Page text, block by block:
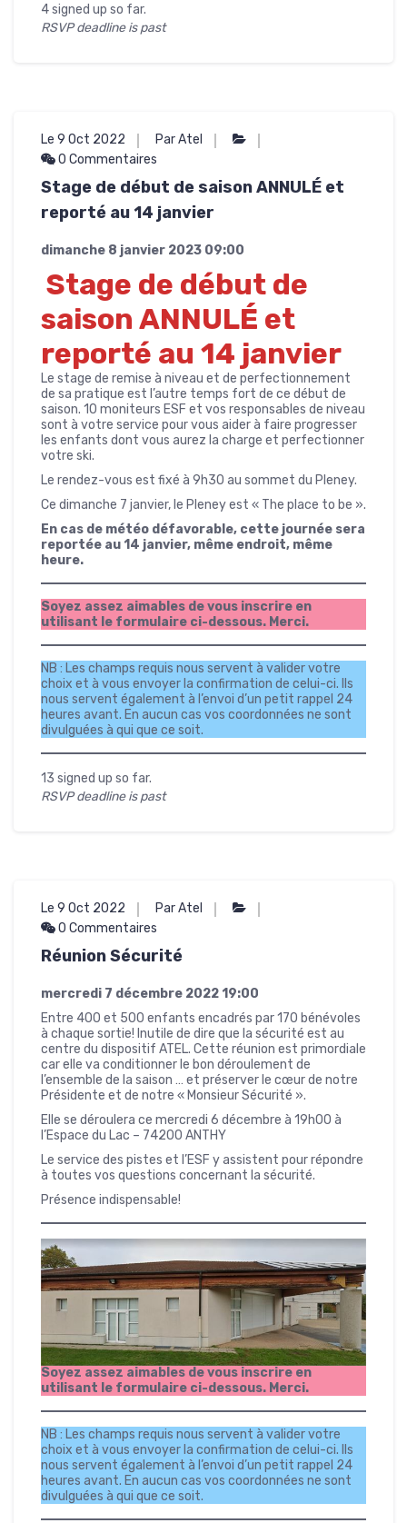
4 signed up so far.
RSVP deadline is past
Le 9 Oct 2022
Par Atel
0 Commentaires
Stage de début de saison ANNULÉ et
reporté au 14 janvier
dimanche 8 janvier 2023 09:00
Stage de début de
saison ANNULÉ et
reporté au 14 janvier
Le stage de remise à niveau et de perfectionnement
de sa pratique est l’autre temps fort de ce début de
saison. 10 moniteurs ESF et vos responsables de niveau
sont à votre service pour vous aider à faire progresser
les enfants dont vous aurez la charge et perfectionner
votre ski.
Le rendez-vous est fixé à 9h30 au sommet du Pleney.
Ce dimanche 7 janvier, le Pleney est « The place to be ».
En cas de météo défavorable, cette journée sera
reportée au 14 janvier, même endroit, même
heure.
Soyez assez aimables de vous inscrire en
utilisant le formulaire ci-dessous. Merci.
NB : Les champs requis nous servent à valider votre
choix et à vous envoyer la confirmation de celui-ci. Ils
nous servent également à l’envoi d’un petit rappel 24
heures avant. En aucun cas vos coordonnées ne sont
divulguées à qui que ce soit.
13 signed up so far.
RSVP deadline is past
Le 9 Oct 2022
Par Atel
0 Commentaires
Réunion Sécurité
mercredi 7 décembre 202219:00
Entre 400 et 500 enfants encadrés par 170 bénévoles
à chaque sortie! Inutile de dire que la sécurité est au
centre du dispositif ATEL. Cette réunion est primordiale
car elle va conditionner le bon déroulement de
l’ensemble de la saison … et préserver le cœur de notre
Présidente et de notre « Monsieur Sécurité ».
Elle se déroulera ce mercredi 6 décembre à 19h00 à
l’Espace du Lac – 74200 ANTHY
Le service des pistes et l’ESF y assistent pour répondre
à toutes vos questions concernant la sécurité.
Présence indispensable!
Soyez assez aimables de vous inscrire en
utilisant le formulaire ci-dessous. Merci.
NB : Les champs requis nous servent à valider votre
choix et à vous envoyer la confirmation de celui-ci. Ils
nous servent également à l’envoi d’un petit rappel 24
heures avant. En aucun cas vos coordonnées ne sont
divulguées à qui que ce soit.